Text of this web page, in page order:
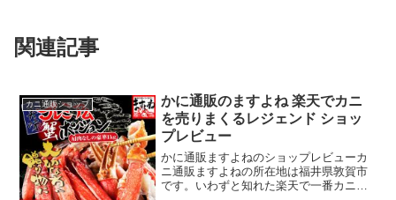
関連記事
カニ通販ショップ
かに通販のますよね 楽天でカニ
を売りまくるレジェンド ショッ
プレビュー
かに通販ますよねのショップレビューカ
ニ通販ますよねの所在地は福井県敦賀市
です。いわずと知れた楽天で一番カニを